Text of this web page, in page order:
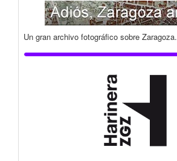
Un gran archivo fotográfico sobre Zaragoza.